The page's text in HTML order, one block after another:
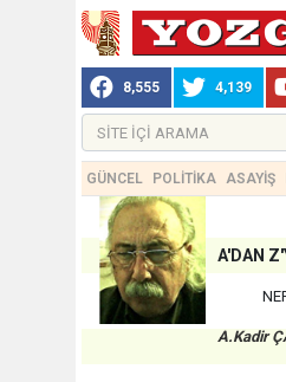
8,555 4,139
GÜNCEL POLİTİKA ASAYİŞ
A'DAN
A.Kadir